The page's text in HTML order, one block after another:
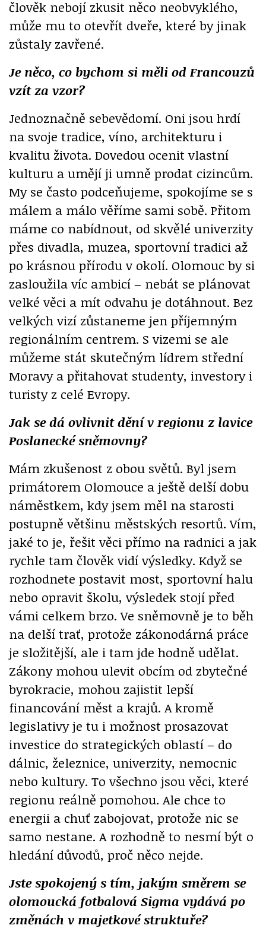
člověk nebojí zkusit něco neobvyklého,
může mu to otevřít dveře, které by jinak
zůstaly zavřené.
Je něco, co bychom si měli od Francouzů
vzít za vzor?
Jednoznačně sebevědomí. Oni jsou hrdí
na svoje tradice, víno, architekturu i
kvalitu života. Dovedou ocenit vlastní
kulturu a umějí ji umně prodat cizincům.
My se často podceňujeme, spokojíme se s
málem a málo věříme sami sobě. Přitom
máme co nabídnout, od skvělé univerzity
přes divadla, muzea, sportovní tradici až
po krásnou přírodu v okolí. Olomouc by si
zasloužila víc ambicí – nebát se plánovat
velké věci a mít odvahu je dotáhnout. Bez
velkých vizí zůstaneme jen příjemným
regionálním centrem. S vizemi se ale
můžeme stát skutečným lídrem střední
Moravy a přitahovat studenty, investory i
turisty z celé Evropy.
Jak se dá ovlivnit dění v regionu z lavice
Poslanecké sněmovny?
Mám zkušenost z obou světů. Byl jsem
primátorem Olomouce a ještě delší dobu
náměstkem, kdy jsem měl na starosti
postupně většinu městských resortů. Vím,
jaké to je, řešit věci přímo na radnici a jak
rychle tam člověk vidí výsledky. Když se
rozhodnete postavit most, sportovní halu
nebo opravit školu, výsledek stojí před
vámi celkem brzo. Ve sněmovně je to běh
na delší trať, protože zákonodárná práce
je složitější, ale i tam jde hodně udělat.
Zákony mohou ulevit obcím od zbytečné
byrokracie, mohou zajistit lepší
financování měst a krajů. A kromě
legislativy je tu i možnost prosazovat
investice do strategických oblastí – do
dálnic, železnice, univerzity, nemocnic
nebo kultury. To všechno jsou věci, které
regionu reálně pomohou. Ale chce to
energii a chuť zabojovat, protože nic se
samo nestane. A rozhodně to nesmí být o
hledání důvodů, proč něco nejde.
Jste spokojený s tím, jakým směrem se
olomoucká fotbalová Sigma vydává po
změnách v majetkové struktuře?